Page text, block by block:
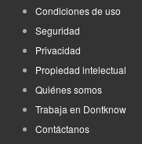
Condiciones de uso
Seguridad
Privacidad
Propiedad intelectual
Quiénes somos
Trabaja en Dontknow
Contáctanos